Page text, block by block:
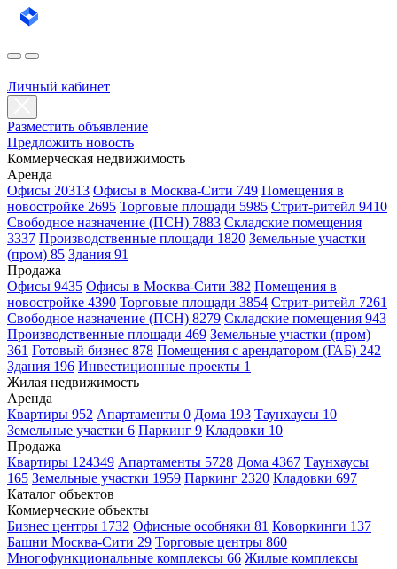
Личный кабинет
Разместить объявление
Предложить новость
Коммерческая недвижимость
Аренда
Офисы 20313 Офисы в Москва-Сити 749 Помещения в
новостройке 2695 Торговые площади 5985 Стрит-ритейл 9410
Свободное назначение (ПСН) 7883 Складские помещения
3337 Производственные площади 1820 Земельные участки
(пром) 85 Здания 91
Продажа
Офисы 9435 Офисы в Москва-Сити 382 Помещения в
новостройке 4390 Торговые площади 3854 Стрит-ритейл 7261
Свободное назначение (ПСН) 8279 Складские помещения 943
Производственные площади 469 Земельные участки (пром)
361 Готовый бизнес 878 Помещения с арендатором (ГАБ) 242
Здания 196 Инвестиционные проекты 1
Жилая недвижимость
Аренда
Квартиры 952 Апартаменты 0 Дома 193 Таунхаусы 10
Земельные участки 6 Паркинг 9 Кладовки 10
Продажа
Квартиры 124349 Апартаменты 5728 Дома 4367 Таунхаусы
165 Земельные участки 1959 Паркинг 2320 Кладовки 697
Каталог объектов
Коммерческие объекты
Бизнес центры 1732 Офисные особняки 81 Коворкинги 137
Башни Москва-Сити 29 Торговые центры 860
Многофункциональные комплексы 66 Жилые комплексы